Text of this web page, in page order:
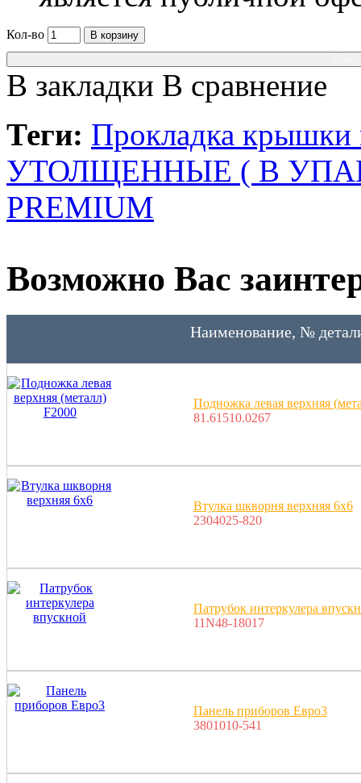
Кол-во
В корзину
В закладки В сравнение
Теги: Прокладка крышки
УТОЛЩЕННЫЕ ( В
PREMIUM
Возможно Вас
Наименование, №
Подножка левая верхняя
81.61510.0267
Втулка шкворня верхняя 6х6
2304025-820
Патрубок интеркулера
11N48-18017
Панель приборов Евро3
3801010-541